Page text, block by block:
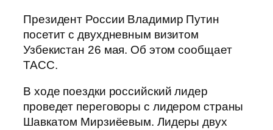
Президент России Владимир Путин
посетит с двухдневным визитом
Узбекистан 26 мая. Об этом сообщает
ТАСС.
В ходе поездки российский лидер
проведет переговоры с лидером страны
Шавкатом Мирзиёевым. Лидеры двух